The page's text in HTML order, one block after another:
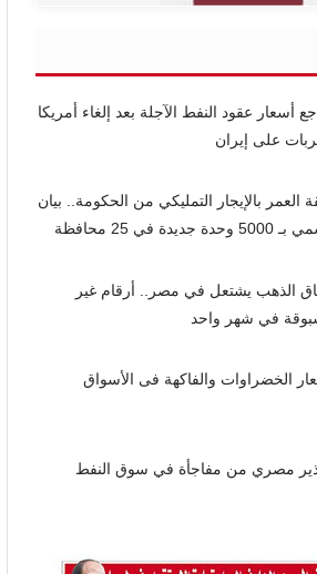
أسعار عقود النفط الآجلة بعد إلغاء أمريكا
على إيران
العمر بالإيجار التمليكي من الحكومة.. بيان
وحدة جديدة في 25 محافظة
الذهب يشتعل في مصر.. أرقام غير
في شهر واحد
الخضراوات والفاكهة فى الأسواق
مصري من مفاجأة في سوق النفط